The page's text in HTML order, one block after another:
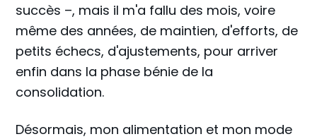
succès –, mais il m'a fallu des mois, voire
même des années, de maintien, d'efforts, de
petits échecs, d'ajustements, pour arriver
enfin dans la phase bénie de la
consolidation.
Désormais, mon alimentation et mon mode